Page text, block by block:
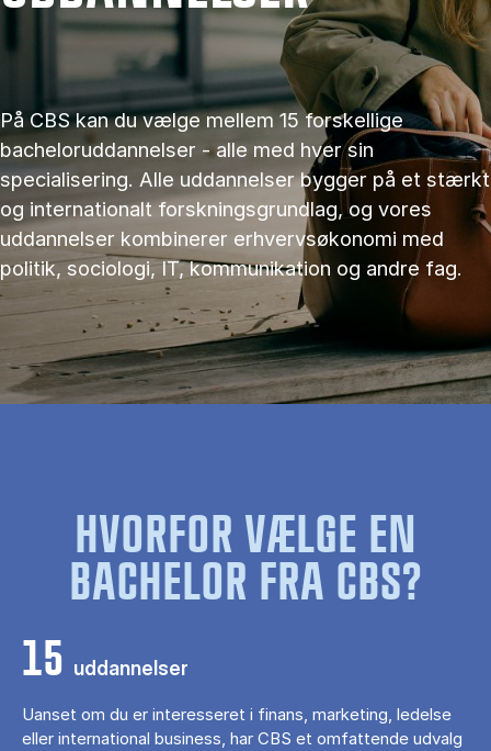
På CBS kan du vælge mellem 15 forskellige
bacheloruddannelser - alle med hver sin
specialisering. Alle uddannelser bygger på et stærkt
og internationalt forskningsgrundlag, og vores
uddannelser kombinerer erhvervsøkonomi med
politik, sociologi, IT, kommunikation og andre fag.
HVORFOR VÆLGE EN
BACHELOR FRA CBS?
15 uddannelser
Uanset om du er interesseret i finans, marketing, ledelse
eller international business, har CBS et omfattende udvalg